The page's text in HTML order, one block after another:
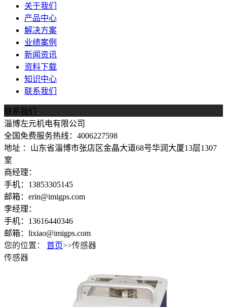
关于我们
产品中心
解决方案
业绩案例
新闻资讯
资料下载
知识中心
联系我们
联系我们
淄博左元机电有限公司
全国免费服务热线：4006227598
地址 ：山东省淄博市张店区金晶大道68号华润大厦13层1307
室
商经理：
手机：13853305145
邮箱：erin@imigps.com
李经理：
手机：13616440346
邮箱：lixiao@imigps.com
您的位置：
首页>>传感器
传感器